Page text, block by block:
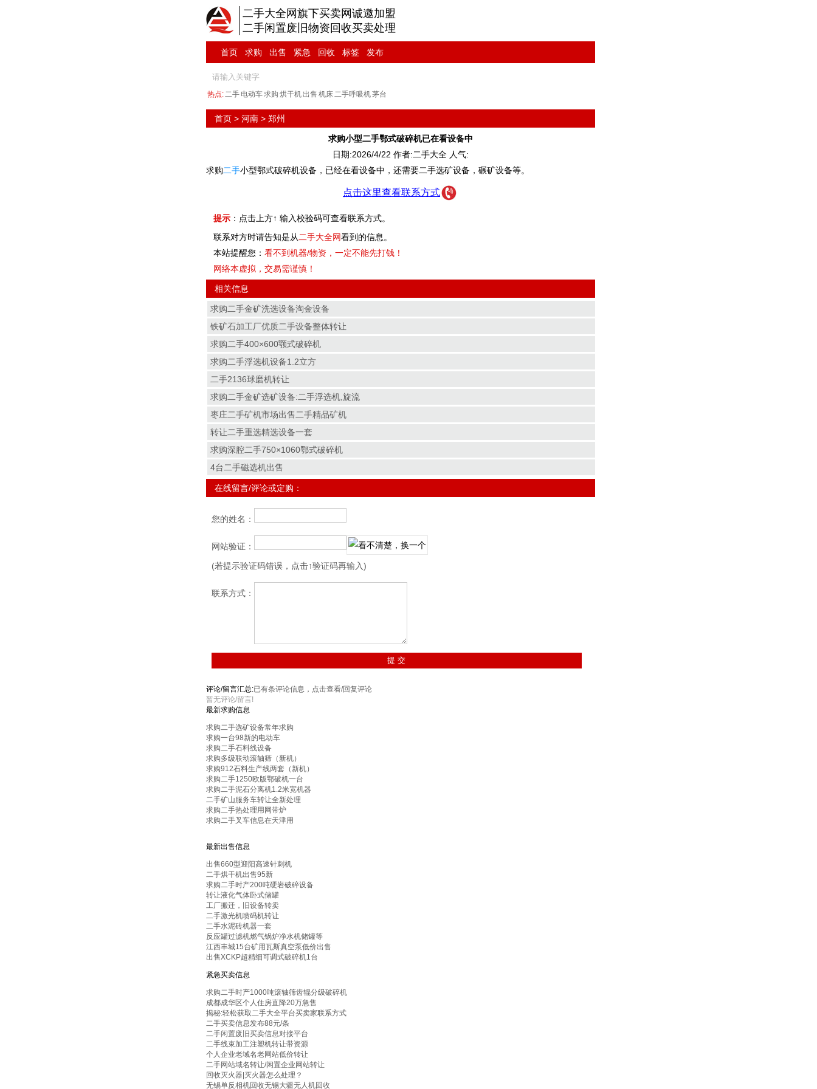
二手大全网旗下买卖网诚邀加盟
二手闲置废旧物资回收买卖处理
首页 求购 出售 紧急 回收 标签 发布
热点:二手 电动车求购 烘干机出售 机床二手呼吸机茅台
首页> 河南> 郑州
求购小型二手鄂式破碎机已在看设备中
日期:2026/4/22 作者:二手大全 人气:
求购二手小型鄂式破碎机设备，已经在看设备中，还需要二手选矿设备，碾矿设备等。
点击这里查看联系方式
提示：点击上方↑ 输入校验码可查看联系方式。
联系对方时请告知是从 二手大全网看到的信息。
本站提醒您： 看不到机器/物资，一定不能先打钱！
网络本虚拟，交易需谨慎！
相关信息
求购二手金矿洗选设备淘金设备
铁矿石加工厂优质二手设备整体转让
求购二手400×600颚式破碎机
求购二手浮选机设备1.2立方
二手2136球磨机转让
求购二手金矿选矿设备:二手浮选机,旋流
枣庄二手矿机市场出售二手精品矿机
转让二手重选精选设备一套
求购深腔二手750×1060鄂式破碎机
4台二手磁选机出售
在线留言/评论或定购：
您的姓名：
网站验证：
(若提示验证码错误，点击↑验证码再输入)
联系方式：
评论/留言汇总:已有条评论信息，点击查看/回复评论
暂无评论/留言!
最新求购信息
求购二手选矿设备常年求购
求购一台98新的电动车
求购二手石料线设备
求购多级联动滚轴筛（新机）
求购912石料生产线两套（新机）
求购二手1250欧版鄂破机一台
求购二手泥石分离机1.2米宽机器
二手矿山服务车转让全新处理
求购二手热处理用网带炉
求购二手叉车信息在天津用
最新出售信息
出售660型迎阳高速针刺机
二手烘干机出售95新
求购二手时产200吨硬岩破碎设备
转让液化气体卧式储罐
工厂搬迁，旧设备转卖
二手激光机喷码机转让
二手水泥砖机器一套
反应罐过滤机燃气锅炉净水机储罐等
江西丰城15台矿用瓦斯真空泵低价出售
出售XCKP超精细可调式破碎机1台
紧急买卖信息
求购二手时产1000吨滚轴筛齿辊分级破碎机
成都成华区个人住房直降20万急售
揭秘:轻松获取二手大全平台买卖家联系方式
二手买卖信息发布88元/条
二手闲置废旧买卖信息对接平台
二手线束加工注塑机转让带资源
个人企业老域名老网站低价转让
二手网站域名转让/闲置企业网站转让
回收灭火器|灭火器怎么处理？
无锡单反相机回收无锡大疆无人机回收